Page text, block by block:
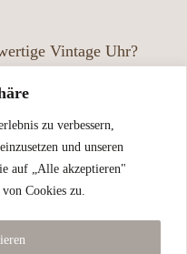
zu verbessern,
und unseren
auf „Alle akzeptieren"
Cookies zu.
Vintage Uhr?
und nicht alle aktuell
abgebildet – manche
Besitzer, als wir sie
uns gerne vor Ort und